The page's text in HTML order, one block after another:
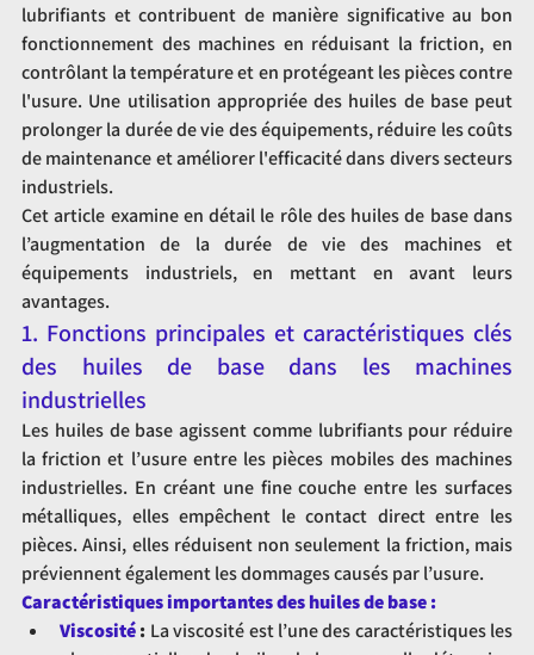
lubrifiants et contribuent de manière significative au bon
fonctionnement des machines en réduisant la friction, en
contrôlant la température et en protégeant les pièces contre
l'usure. Une utilisation appropriée des huiles de base peut
prolonger la durée de vie des équipements, réduire les coûts
de maintenance et améliorer l'efficacité dans divers secteurs
industriels.
Cet article examine en détail le rôle des huiles de base dans
l’augmentation de la durée de vie des machines et
équipements industriels, en mettant en avant leurs
avantages.
1. Fonctions principales et caractéristiques clés
des huiles de base dans les machines
industrielles
Les huiles de base agissent comme lubrifiants pour réduire
la friction et l’usure entre les pièces mobiles des machines
industrielles. En créant une fine couche entre les surfaces
métalliques, elles empêchent le contact direct entre les
pièces. Ainsi, elles réduisent non seulement la friction, mais
préviennent également les dommages causés par l’usure.
Caractéristiques importantes des huiles de base :
Viscosité : La viscosité est l’une des caractéristiques les